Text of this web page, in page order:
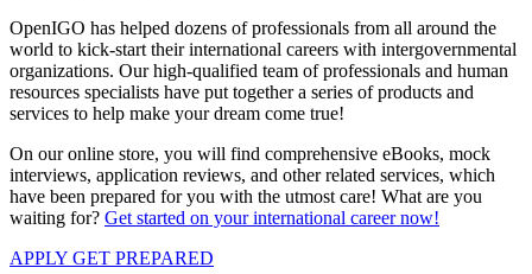
OpenIGO has helped dozens of professionals from all around the
world to kick-start their international careers with intergovernmental
organizations. Our high-qualified team of professionals and human
resources specialists have put together a series of products and
services to help make your dream come true!
On our online store, you will find comprehensive eBooks, mock
interviews, application reviews, and other related services, which
have been prepared for you with the utmost care! What are you
waiting for? Get started on your international career now!
APPLY GET PREPARED